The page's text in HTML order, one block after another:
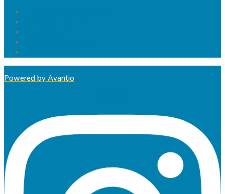
Powered by Avantio